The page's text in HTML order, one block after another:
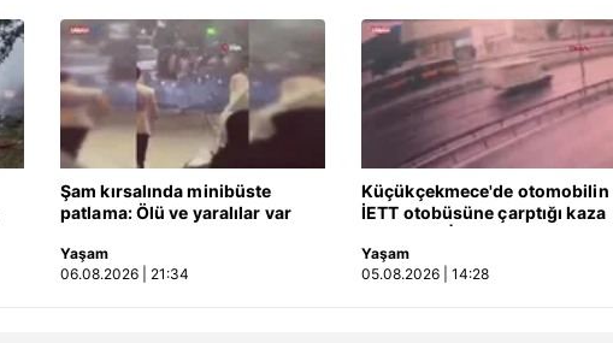
Şam kırsalında minibüste
patlama: Ölü ve yaralılar var
Yaşam
06.08.2026 | 21:34
Küçükçekmece'de otomobilin
İETT otobüsüne çarptığı kaza
Yaşam
05.08.2026 | 14:28